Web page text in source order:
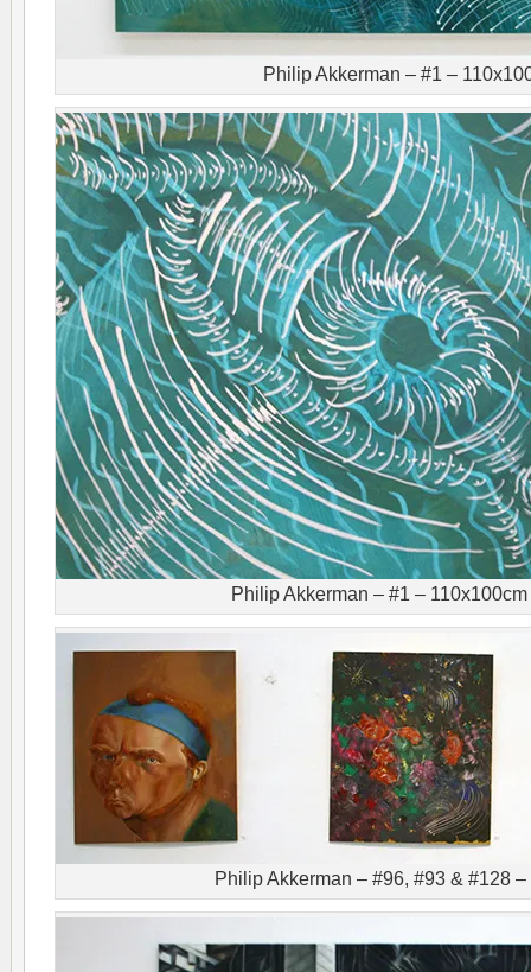
Philip Akkerman – #1 –
Philip Akkerman – #1 –
Philip Akkerman – #96, #93 & #128